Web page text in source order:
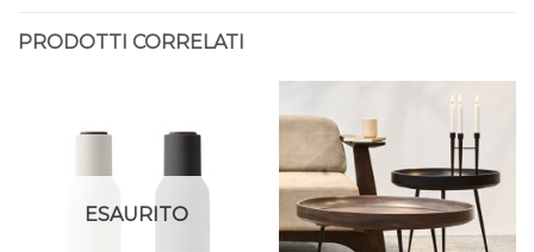
PRODOTTI CORRELATI
ESAURITO